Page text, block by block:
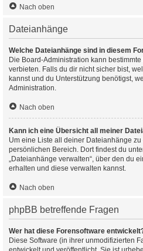
Nach oben
Dateianhänge
Welche Dateianhänge sind in diesem
Die Board-Administration kann
verbieten. Falls du dir nicht sicher bist,
kannst und du Unterstützung benötigst,
Administration.
Nach oben
Kann ich eine Übersicht all meiner
Um eine Liste all deiner Dateianhänge
persönlichen Bereich. Dort findest du
„Dateianhänge verwalten“, über den du
erhalten und diese verwalten kannst.
Nach oben
phpBB betreffende Fragen
Wer hat diese Forensoftware
Diese Software (in ihrer unmodifizierten